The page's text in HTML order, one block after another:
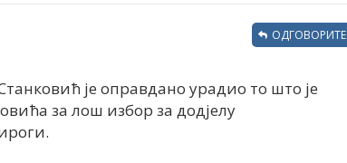
је оправдано урадио то што је
за лош избор за додјелу
ОДГОВОРИТЕ